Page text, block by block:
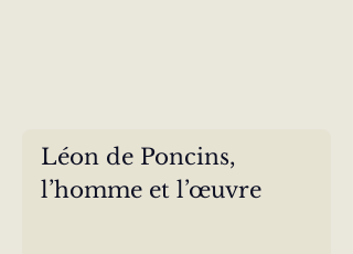
Léon de Poncins,
l’homme et l’œuvre